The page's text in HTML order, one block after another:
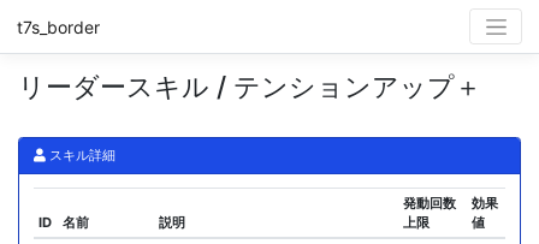
t7s_border
リーダースキル / テンションアップ＋
スキル詳細
ID 名前 説明
発動回数
上限
効果
値